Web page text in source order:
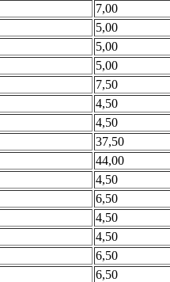
7,00
5,00
5,00
5,00
7,50
4,50
4,50
37,50
44,00
4,50
6,50
4,50
4,50
6,50
6,50